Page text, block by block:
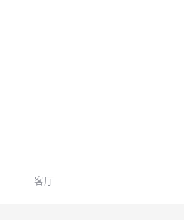
客厅